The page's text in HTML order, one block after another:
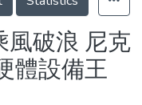
風破浪 尼克
體設備王